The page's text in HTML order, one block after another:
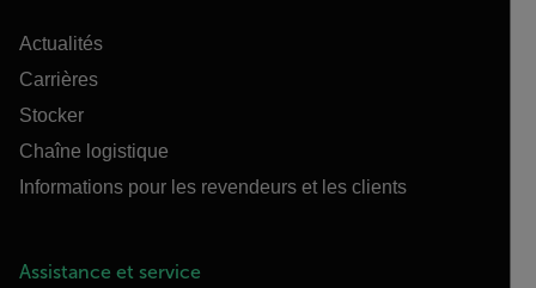
Actualités
Carrières
Stocker
Chaîne logistique
Informations pour les revendeurs et les clients
Assistance et service